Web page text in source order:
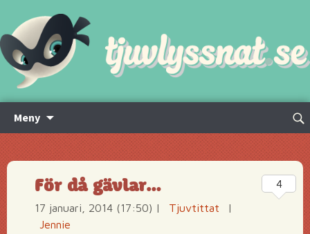
Meny
innehåll
Sök
För då gävlar…
17 januari, 2014 (17:50) | Tjuvtittat
|
Jennie
4